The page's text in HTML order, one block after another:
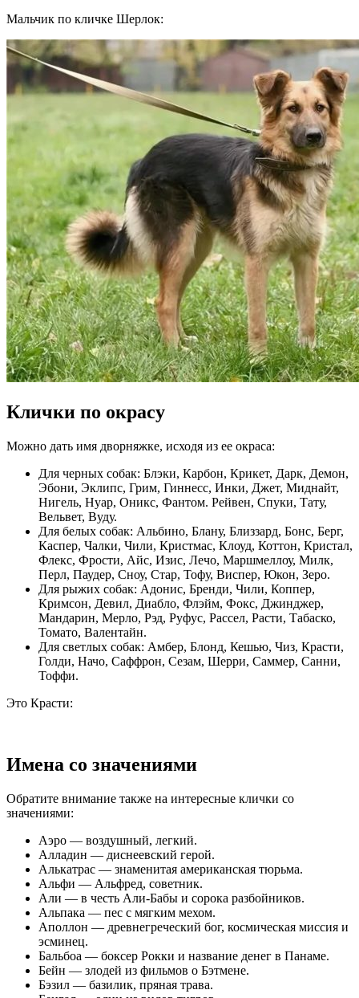
Мальчик по кличке Шерлок:
Клички по окрасу
Можно дать имя дворняжке, исходя из ее окраса:
Для черных собак: Блэки, Карбон, Крикет, Дарк, Демон,
Эбони, Эклипс, Грим, Гиннесс, Инки, Джет, Миднайт,
Нигель, Нуар, Оникс, Фантом. Рейвен, Спуки, Тату,
Вельвет, Вуду.
Для белых собак: Альбино, Блану, Близзард, Бонс, Берг,
Каспер, Чалки, Чили, Кристмас, Клоуд, Коттон, Кристал,
Флекс, Фрости, Айс, Изис, Лечо, Маршмеллоу, Милк,
Перл, Паудер, Сноу, Стар, Тофу, Виспер, Юкон, Зеро.
Для рыжих собак: Адонис, Бренди, Чили, Коппер,
Кримсон, Девил, Диабло, Флэйм, Фокс, Джинджер,
Мандарин, Мерло, Рэд, Руфус, Рассел, Расти, Табаско,
Томато, Валентайн.
Для светлых собак: Амбер, Блонд, Кешью, Чиз, Красти,
Голди, Начо, Саффрон, Сезам, Шерри, Саммер, Санни,
Тоффи.
Это Красти:
Имена со значениями
Обратите внимание также на интересные клички со
значениями:
Аэро — воздушный, легкий.
Алладин — диснеевский герой.
Алькатрас — знаменитая американская тюрьма.
Альфи — Альфред, советник.
Али — в честь Али-Бабы и сорока разбойников.
Альпака — пес с мягким мехом.
Аполлон — древнегреческий бог, космическая миссия и
эсминец.
Бальбоа — боксер Рокки и название денег в Панаме.
Бейн — злодей из фильмов о Бэтмене.
Бэзил — базилик, пряная трава.